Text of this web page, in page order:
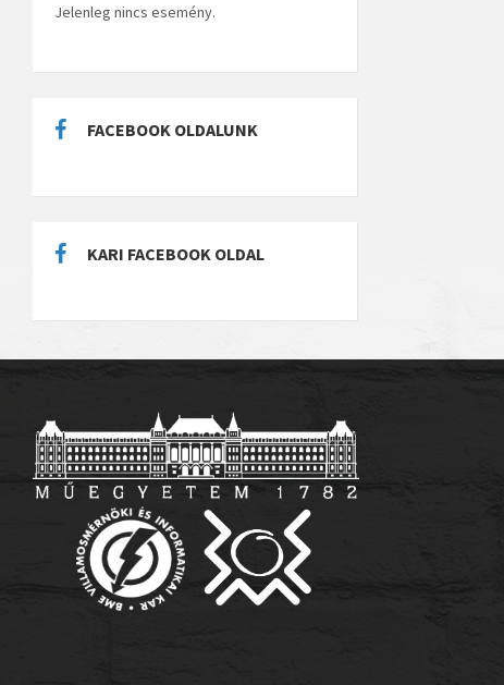
Jelenleg nincs esemény.
FACEBOOK OLDALUNK
KARI FACEBOOK OLDAL